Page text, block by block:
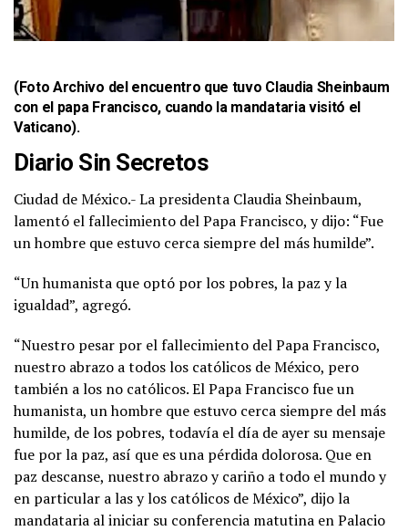
(Foto Archivo del encuentro que tuvo Claudia Sheinbaum
con el papa Francisco, cuando la mandataria visitó el
Vaticano).
Diario Sin Secretos
Ciudad de México.- La presidenta Claudia Sheinbaum,
lamentó el fallecimiento del Papa Francisco, y dijo: “Fue
un hombre que estuvo cerca siempre del más humilde”.
“Un humanista que optó por los pobres, la paz y la
igualdad”, agregó.
“Nuestro pesar por el fallecimiento del Papa Francisco,
nuestro abrazo a todos los católicos de México, pero
también a los no católicos. El Papa Francisco fue un
humanista, un hombre que estuvo cerca siempre del más
humilde, de los pobres, todavía el día de ayer su mensaje
fue por la paz, así que es una pérdida dolorosa. Que en
paz descanse, nuestro abrazo y cariño a todo el mundo y
en particular a las y los católicos de México”, dijo la
mandataria al iniciar su conferencia matutina en Palacio